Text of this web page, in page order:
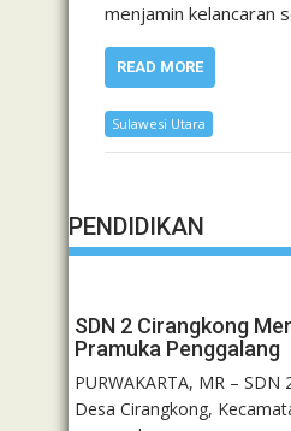
menjamin kelancaran
READ MORE
Sulawesi Utara
PENDIDIKAN
SDN 2 Cirangkong
Pramuka Penggalang
PURWAKARTA, MR –
Desa Cirangkong,